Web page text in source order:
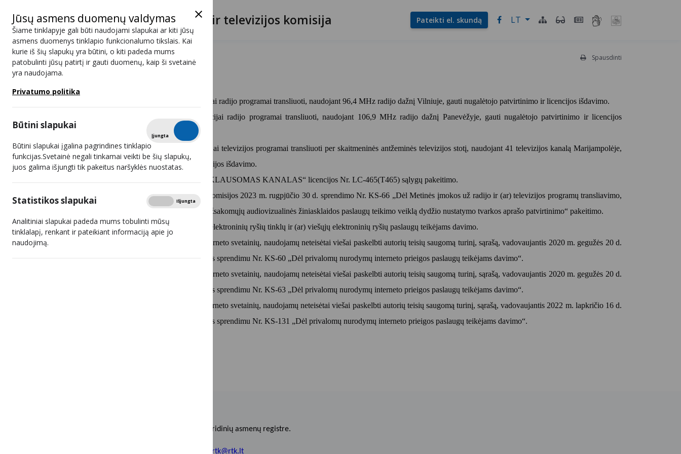
Jūsų asmens duomenų valdymas
Šiame tinklapyje gali būti naudojami slapukai ar kiti jūsų
asmens duomenys tinklapio funkcionalumo tikslais. Kai
kurie iš šių slapukų yra būtini, o kiti padeda mums
patobulinti jūsų patirtį ir gauti duomenų, kaip ši svetainė
yra naudojama.
Privatumo politika
Būtini slapukai
Tikrinti
Įjungta
Būtini slapukai įgalina pagrindines tinklapio
funkcijas.Svetainė negali tinkamai veikti be šių slapukų,
juos galima išjungti tik pakeitus naršyklės nuostatas.
Statistikos slapukai Rodyti Išjungta
Analitiniai slapukai padeda mums tobulinti mūsų
tinklalapį, renkant ir pateikiant informaciją apie jo
naudojimą.
Lietuvos radijo ir televizijos komisija Pateikti el. skundą LT
Posėdžių darbotvarkės Spausdinti
Dėl konkurso transliavimo licencijai radijo programai transliuoti, naudojant 96,4 MHz radijo dažnį Vilniuje, gauti nugalėtojo patvirtinimo ir licencijos išdavimo.
Dėl konkurso transliavimo licencijai radijo programai transliuoti, naudojant 106,9 MHz radijo dažnį Panevėžyje, gauti nugalėtojo patvirtinimo ir licencijos
Dėl konkurso transliavimo licencijai televizijos programai transliuoti per skaitmeninės antžeminės televizijos stotį, naudojant 41 televizijos kanalą Marijampolėje,
gauti nugalėtojo patvirtinimo ir licencijos išdavimo.
Dėl UAB „LAISVAS IR NEPRIKLAUSOMAS KANALAS“ licencijos Nr. LC-465(T465) sąlygų pakeitimo.
Dėl Lietuvos radijo ir televizijos komisijos 2023 m. rugpjūčio 30 d. sprendimo Nr. KS-66 „Dėl Metinės įmokos už radijo ir (ar) televizijos programų transliavimo,
retransliavimo, platinimo internete, užsakomųjų audiovizualinės žiniasklaidos paslaugų teikimo veiklą dydžio nustatymo tvarkos aprašo patvirtinimo“ pakeitimo.
Dėl privalomų nurodymų viešųjų elektroninių ryšių tinklų ir (ar) viešųjų elektroninių ryšių paslaugų teikėjams davimo.
Dėl domeno vardo įtraukimo į interneto svetainių, naudojamų neteisėtai viešai paskelbti autorių teisių saugomą turinį, sąrašą, vadovaujantis 2020 m. gegužės 20 d.
Lietuvos radijo ir televizijos komisijos sprendimu Nr. KS-60 „Dėl privalomų nurodymų interneto prieigos paslaugų teikėjams davimo“.
Dėl domeno vardo įtraukimo į interneto svetainių, naudojamų neteisėtai viešai paskelbti autorių teisių saugomą turinį, sąrašą, vadovaujantis 2020 m. gegužės 20 d.
Lietuvos radijo ir televizijos komisijos sprendimu Nr. KS-63 „Dėl privalomų nurodymų interneto prieigos paslaugų teikėjams davimo“.
Dėl domeno vardo įtraukimo į interneto svetainių, naudojamų neteisėtai viešai paskelbti autorių teisių saugomą turinį, sąrašą, vadovaujantis 2022 m. lapkričio 16 d.
Lietuvos radijo ir televizijos komisijos sprendimu Nr. KS-131 „Dėl privalomų nurodymų interneto prieigos paslaugų teikėjams davimo“.
Duomenys apie įstaigą kaupiami ir saugomi Juridinių asmenų registre.
lrtk@rtk.lt